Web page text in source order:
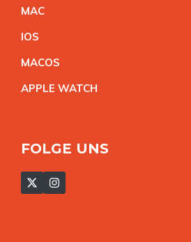
MAC
IOS
MACOS
APPLE WATCH
FOLGE UNS